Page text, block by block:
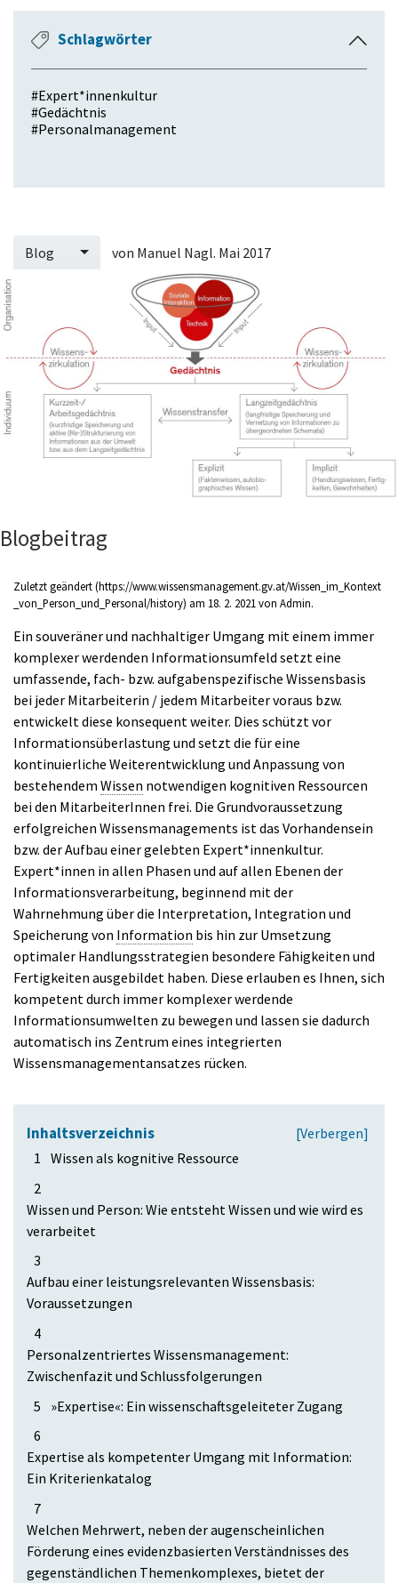
a
p
E
p
Schlagwörter
#Expert*innenkultur
#Gedächtnis
#Personalmanagement
Blog von Manuel Nagl. Mai 2017
Blogbeitrag
Zuletzt geändert
am 18. 2. 2021 von Admin.
Ein souveräner und nachhaltiger Umgang mit einem immer
komplexer werdenden Informationsumfeld setzt eine
umfassende, fach- bzw. aufgabenspezifische Wissensbasis
bei jeder Mitarbeiterin / jedem Mitarbeiter voraus bzw.
entwickelt diese konsequent weiter. Dies schützt vor
Informationsüberlastung und setzt die für eine
kontinuierliche Weiterentwicklung und Anpassung von
bestehendem Wissen notwendigen kognitiven Ressourcen
bei den MitarbeiterInnen frei. Die Grundvoraussetzung
erfolgreichen Wissensmanagements ist das Vorhandensein
bzw. der Aufbau einer gelebten Expert*innenkultur.
Expert*innen in allen Phasen und auf allen Ebenen der
Informationsverarbeitung, beginnend mit der
Wahrnehmung über die Interpretation, Integration und
Speicherung von Information bis hin zur Umsetzung
optimaler Handlungsstrategien besondere Fähigkeiten und
Fertigkeiten ausgebildet haben. Diese erlauben es Ihnen, sich
kompetent durch immer komplexer werdende
Informationsumwelten zu bewegen und lassen sie dadurch
automatisch ins Zentrum eines integrierten
Wissensmanagementansatzes rücken.
Inhaltsverzeichnis [Verbergen]
1 Wissen als kognitive Ressource
2
Wissen und Person: Wie entsteht Wissen und wie wird es
verarbeitet
3
Aufbau einer leistungsrelevanten Wissensbasis:
Voraussetzungen
4
Personalzentriertes Wissensmanagement:
Zwischenfazit und Schlussfolgerungen
5
»Expertise«: Ein wissenschaftsgeleiteter Zugang
6
Expertise als kompetenter Umgang mit Information:
Ein Kriterienkatalog
7
Welchen Mehrwert, neben der augenscheinlichen
Förderung eines evidenzbasierten Verständnisses des
gegenständlichen Themenkomplexes, bietet der